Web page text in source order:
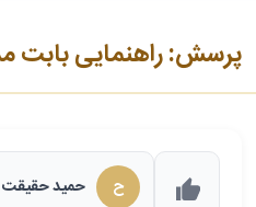
پرسش: راهنمایی بابت
ح حمید حقیقت